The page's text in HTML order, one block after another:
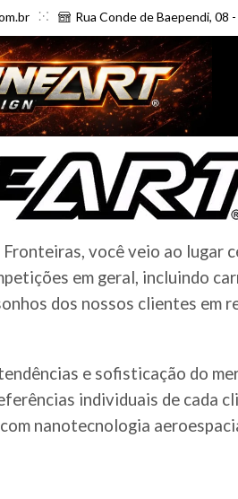
Rua Conde de Baependi, 08
você veio ao lugar
em geral, incluindo
dos nossos clientes em
e sofisticação do
individuais de cada
nanotecnologia